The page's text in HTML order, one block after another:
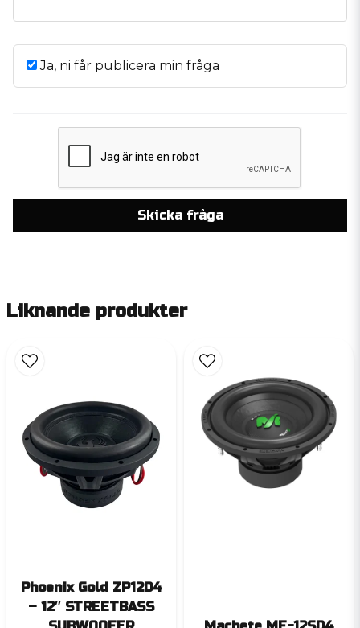
Ja, ni får publicera min fråga
Skicka fråga
Liknande produkter
Phoenix Gold ZP12D4
– 12″ STREETBASS